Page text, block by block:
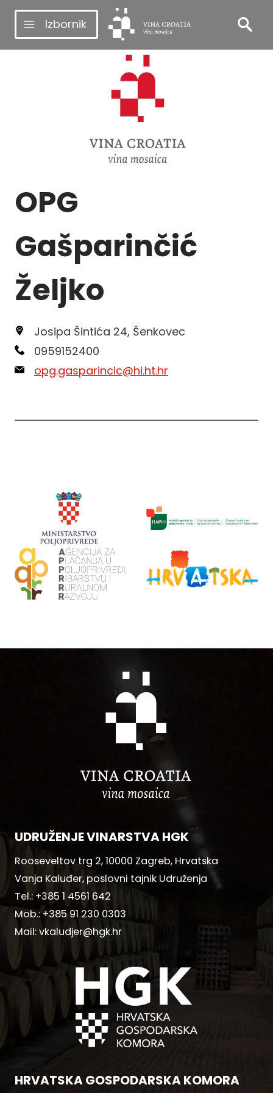
Skip
content
Izbornik
OPG
Gašparinčić
Željko
Josipa Šintića 24, Šenkovec
0959152400
opg.gasparincic@hi.ht.hr
UDRUŽENJE VINARSTVA HGK
Rooseveltov trg 2, 10000 Zagreb, Hrvatska
Vanja Kaluđer, poslovni tajnik Udruženja
Tel.:+385 1 4561 642
Mob.: +385 91 230 0303
Mail:vkaludjer@hgk.hr
HRVATSKA GOSPODARSKA KOMORA